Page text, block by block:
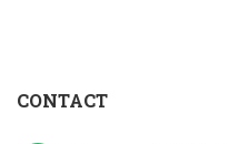
CONTACT